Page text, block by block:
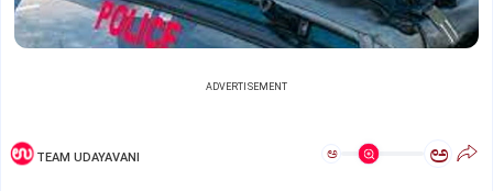
ADVERTISEMENT
TEAM UDAYAVANI ಅ ಅ